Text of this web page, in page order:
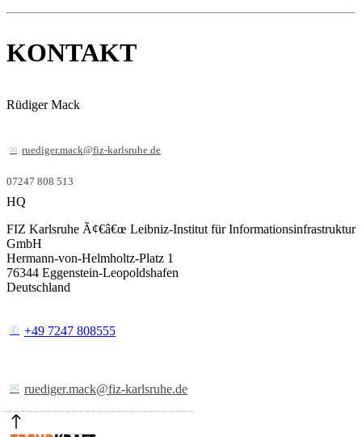
KONTAKT
Rüdiger Mack
ruediger.mack@fiz-karlsruhe.de
07247 808 513
HQ
FIZ Karlsruhe Ã¢€â€œ Leibniz-Institut für Informationsinfrastruktur
GmbH
Hermann-von-Helmholtz-Platz 1
76344 Eggenstein-Leopoldshafen
Deutschland
+49 7247 808555
ruediger.mack@fiz-karlsruhe.de